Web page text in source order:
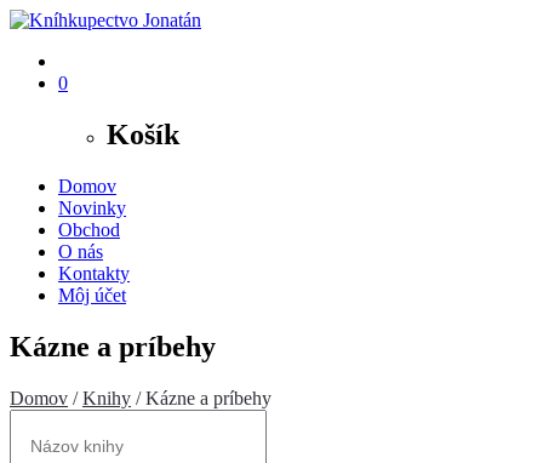
0
Košík
Domov
Novinky
Obchod
O nás
Kontakty
Môj účet
Kázne a príbehy
Domov /Knihy / Kázne a príbehy